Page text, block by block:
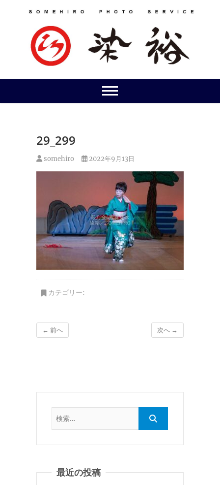
29_299
somehiro 2022年9月13日
カテゴリー:
← 前へ 次へ →
最近の投稿